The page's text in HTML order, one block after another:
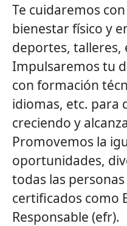
Te cuidaremos
bienestar físico y
deportes, talleres,
Impulsaremos tu
con formación
idiomas, etc. para
creciendo y
Promovemos la
oportunidades,
todas las
certificados como
Responsable (efr).